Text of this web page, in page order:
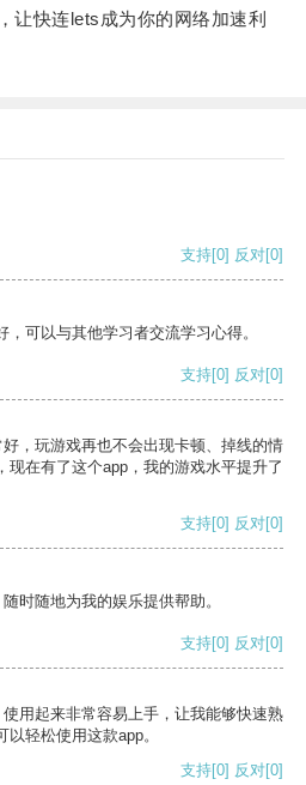
快连lets成为你的网络加速利
支持[0] 反对[0]
可以与其他学习者交流学习心得。
支持[0] 反对[0]
，玩游戏再也不会出现卡顿、掉线的情
现在有了这个app，我的游戏水平提升了
支持[0] 反对[0]
时随地为我的娱乐提供帮助。
支持[0] 反对[0]
用起来非常容易上手，让我能够快速熟
轻松使用这款app。
支持[0] 反对[0]